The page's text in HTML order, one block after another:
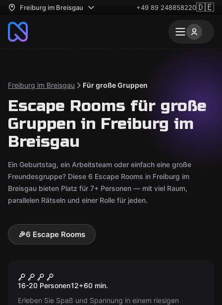
Freiburg im Breisgau +49 89 248858220🇩🇪
Freiburg im Breisgau Für große Gruppen
Escape Rooms für große
Gruppen in Freiburg im
Breisgau
Ein Geburtstag, ein Arbeitsteam oder einfach eine große
Freundesgruppe? Diese 6 Escape Rooms in Freiburg im
Breisgau bieten Platz für 7+ Personen — mit viel Raum,
parallelen Rätseln und einer Rolle für jeden.
🎉6 Escape Rooms
Mind Arena® Escape Rätsel
Fiesta
16-20 Personen12+60 min.
Erleben Sie Spaß und Spannung in einem riesigen